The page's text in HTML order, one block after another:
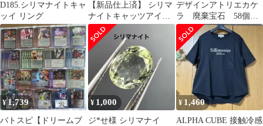
D185.シリマナイトキャ
ッイ リング
【新品仕上済】 シリマ
ナイトキャッツアイ
7.19ct ダイヤモンド
0.64ct プラチナ Pt900
フラワーモチーフリン
グ 13号 レディース 返
品OK
デザインアトリエカケ
ラ 廃棄宝石 58個
ルースまとめ売り
¥1,739
バトスピ【ドリームブ
¥ 1,000
ジ*せ様 シリマナイ
¥ 1,460
ALPHA CUBE 接触冷感